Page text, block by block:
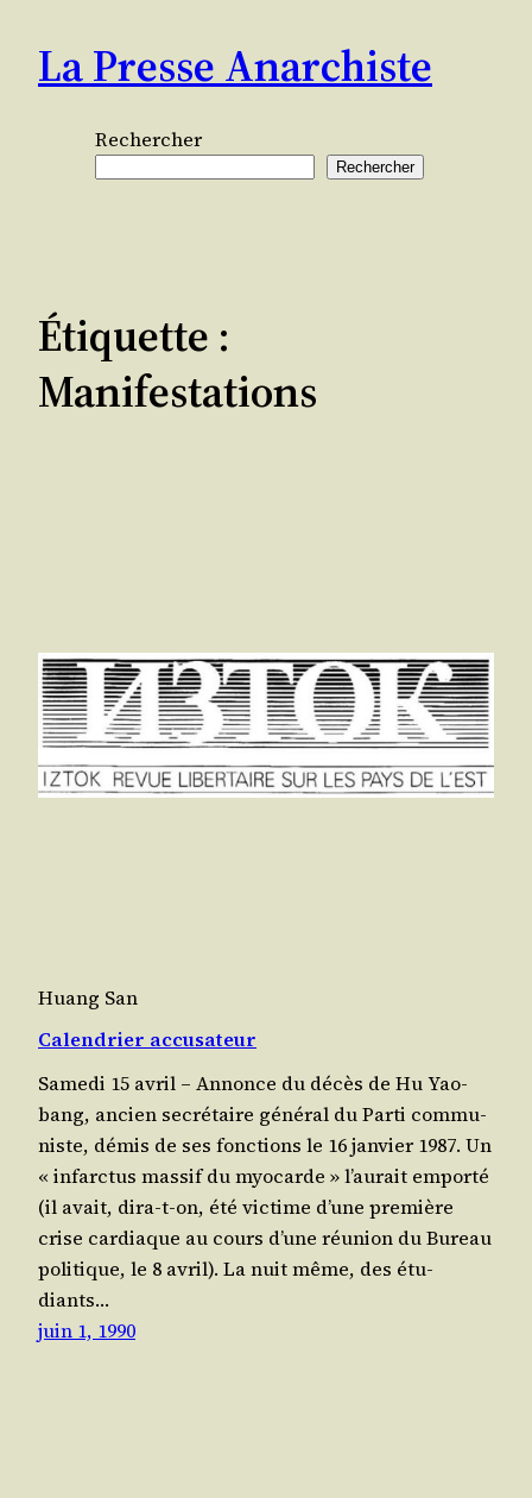
contenu
La Presse Anarchiste
Rechercher
Rechercher
Étiquette :
Manifestations
Huang San
Calendrier accusateur
Same­di 15 avril – Annonce du décès de Hu Yao­
bang, ancien secré­taire géné­ral du Par­ti com­mu­
niste, démis de ses fonc­tions le 16 jan­vier 1987. Un
« infarc­tus mas­sif du myo­carde » l’au­rait empor­té
(il avait, dira-t-on, été vic­time d’une pre­mière
crise car­diaque au cours d’une réunion du Bureau
poli­tique, le 8 avril). La nuit même, des étu­
diants…
juin 1, 1990